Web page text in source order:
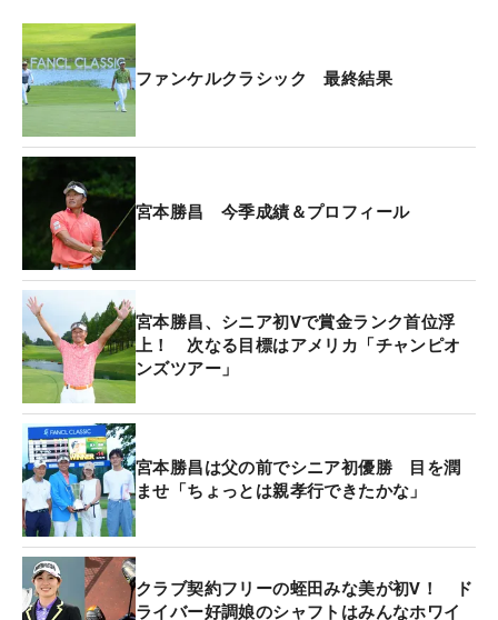
ファンケルクラシック 最終結果
宮本勝昌 今季成績＆プロフィール
宮本勝昌、シニア初Vで賞金ランク首位浮
上！ 次なる目標はアメリカ「チャンピオ
ンズツアー」
宮本勝昌は父の前でシニア初優勝 目を潤
ませ「ちょっとは親孝行できたかな」
クラブ契約フリーの蛭田みな美が初V！ ド
ライバー好調娘のシャフトはみんなホワイ